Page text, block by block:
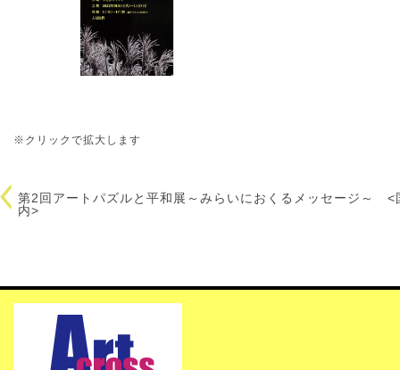
※クリックで拡大します
第2回アートパズルと平和展～みらいにおくるメッセージ～ <
内>